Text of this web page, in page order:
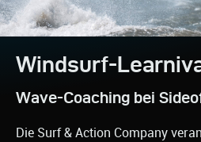
Windsurf-
Wave-Coaching bei
Die Surf & Action Company